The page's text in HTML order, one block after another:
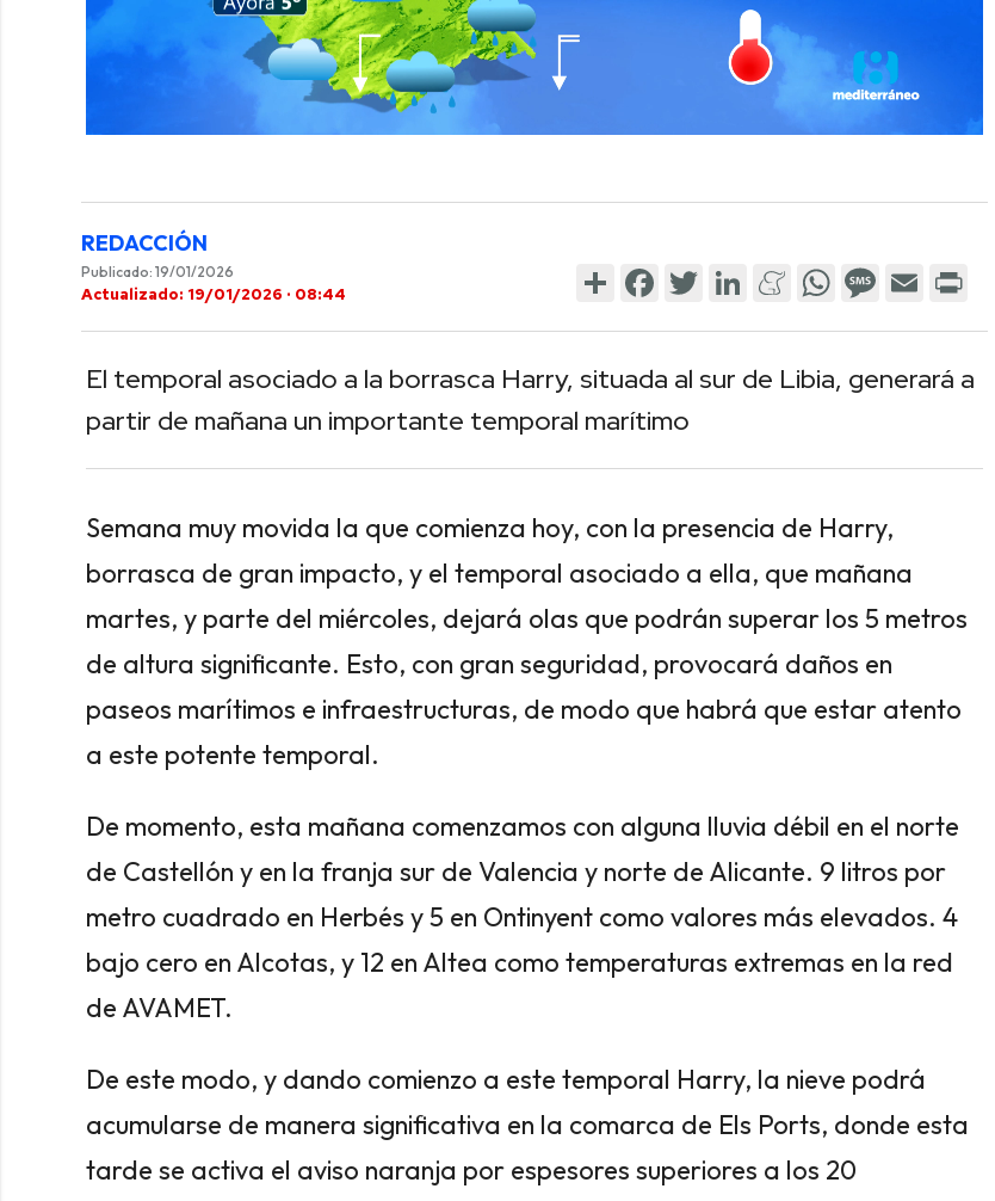
0
secondsVolume
REDACCIÓN
Publicado: 19/01/2026
Actualizado: 19/01/2026 · 08:44
ShareFacebook
TwitterLinkedInMeneame
WhatsApp
Message
Email
El temporal asociado a la borrasca Harry, situada al sur de Libia, generará a
partir de mañana un importante temporal marítimo
Semana muy movida la que comienza hoy, con la presencia de Harry,
borrasca de gran impacto, y el temporal asociado a ella, que mañana
martes, y parte del miércoles, dejará olas que podrán superar los 5 metros
de altura significante. Esto, con gran seguridad, provocará daños en
paseos marítimos e infraestructuras, de modo que habrá que estar atento
a este potente temporal.
De momento, esta mañana comenzamos con alguna lluvia débil en el norte
de Castellón y en la franja sur de Valencia y norte de Alicante. 9 litros por
metro cuadrado en Herbés y 5 en Ontinyent como valores más elevados. 4
bajo cero en Alcotas, y 12 en Altea como temperaturas extremas en la red
de AVAMET.
De este modo, y dando comienzo a este temporal Harry, la nieve podrá
acumularse de manera significativa en la comarca de Els Ports, donde esta
tarde se activa el aviso naranja por espesores superiores a los 20